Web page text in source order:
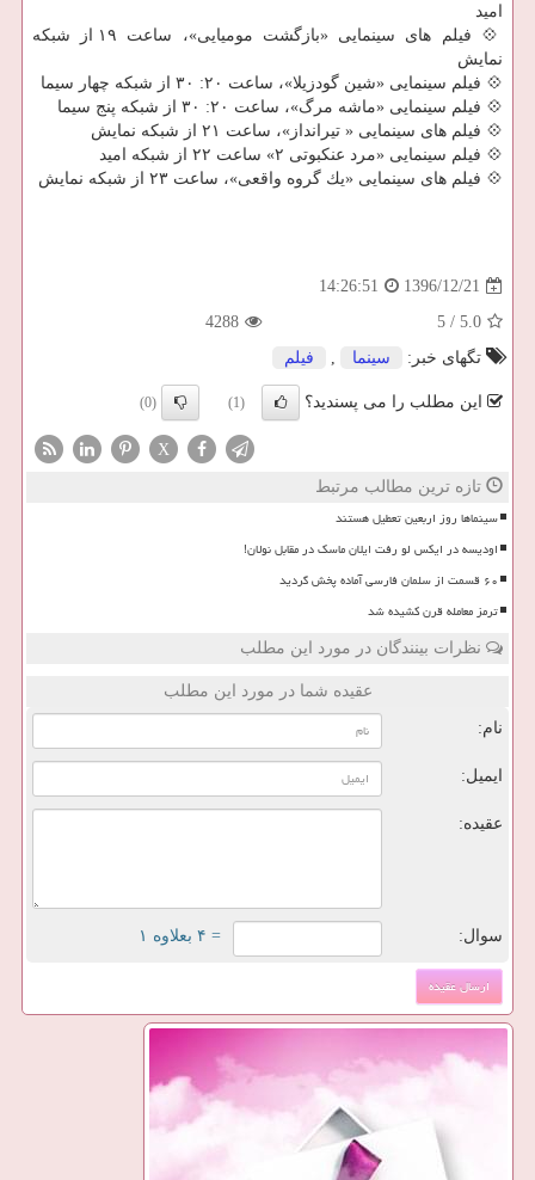
امید
💠 فیلم های سینمایی «بازگشت مومیایی»، ساعت ۱۹ از شبكه
نمایش
💠 فیلم سینمایی «شین گودزیلا»، ساعت ۲۰: ۳۰ از شبكه چهار سیما
💠 فیلم سینمایی «ماشه مرگ»، ساعت ۲۰: ۳۰ از شبكه پنج سیما
💠 فیلم های سینمایی « تیرانداز»، ساعت ۲۱ از شبكه نمایش
💠 فیلم سینمایی «مرد عنكبوتی ۲» ساعت ۲۲ از شبكه امید
💠 فیلم های سینمایی «یك گروه واقعی»، ساعت ۲۳ از شبكه نمایش
1396/12/21
14:26:51
5.0
/
5
4288
تگهای خبر:
سینما , فیلم
این مطلب را می پسندید؟ (1)
(0)
X
تازه ترین مطالب مرتبط
سینماها روز اربعین تعطیل هستند
اودیسه در ایکس لو رفت ایلان ماسک در مقابل نولان!
۶۰ قسمت از سلمان فارسی آماده پخش گردید
ترمز معامله قرن کشیده شد
نظرات بینندگان در مورد این مطلب
عقیده شما در مورد این مطلب
نام:
ایمیل:
عقیده:
سوال: = ۴ بعلاوه ۱